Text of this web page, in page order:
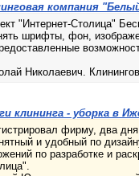
компания
"Интернет-Столица"
шрифты, фон,
Николаевич.
клининга - уборка в
фирму, два
и удобный по
по разработке и